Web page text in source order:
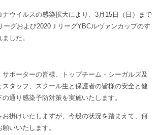
ー
ナウイルスの感染拡大により、3月15日（日）まで
ーグおよび2020ＪリーグYBCルヴァンカップのす
した。
ポーターの皆様、トップチーム・シーガルズ及
タッフ、スクール生と保護者の皆様の安全と健
通り感染予防対策を実施いたします。
お掛けいたしますが、今般の状況を踏まえて、何
いいたします。